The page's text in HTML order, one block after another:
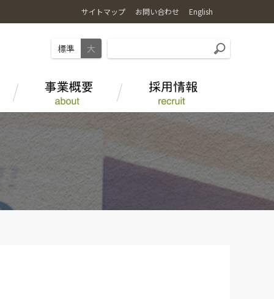
サイトマップ お問い合わせ English
標準 大
麦
海藻アルギット農産物
とやま和牛 酒粕育ち
お店で食べる
オリジナル商品
ＪＡ-ＳＳ
水田を活用した野菜栽培
事業部紹介
ＪＡグループについて